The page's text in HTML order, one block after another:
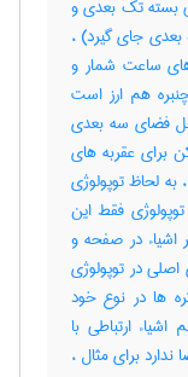
بسته تک بعدی و
جای گیرد) ،
ساعت شمار و
هم ارز است
فضای سه بعدی
برای عقربه های
لحاظ توپولوژی
فقط این
در صفحه و
در توپولوژی
ها در نوع خود
ارتباطی با
برای مثال ،